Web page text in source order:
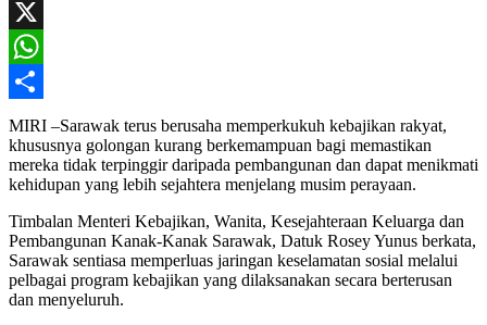
Facebook
X
WhatsApp
Share
MIRI –Sarawak terus berusaha memperkukuh kebajikan rakyat,
khususnya golongan kurang berkemampuan bagi memastikan
mereka tidak terpinggir daripada pembangunan dan dapat menikmati
kehidupan yang lebih sejahtera menjelang musim perayaan.
Timbalan Menteri Kebajikan, Wanita, Kesejahteraan Keluarga dan
Pembangunan Kanak-Kanak Sarawak, Datuk Rosey Yunus berkata,
Sarawak sentiasa memperluas jaringan keselamatan sosial melalui
pelbagai program kebajikan yang dilaksanakan secara berterusan
dan menyeluruh.